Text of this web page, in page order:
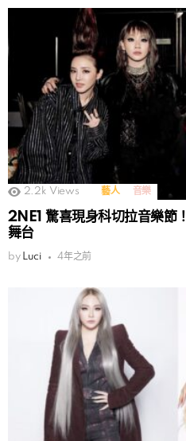
2.2k Views 藝人 音樂
2NE1 驚喜現身科切拉音樂節
舞台
by Luci 4年之前